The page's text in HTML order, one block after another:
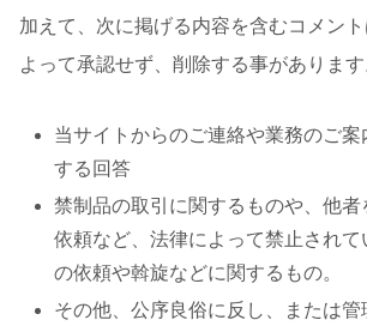
加えて、次に掲げる内容を含むコメン
よって承認せず、削除する事があります
当サイトからのご連絡や業務のご
する回答
禁制品の取引に関するものや、他
依頼など、法律によって禁止されて
の依頼や斡旋などに関するもの。
その他、公序良俗に反し、または管